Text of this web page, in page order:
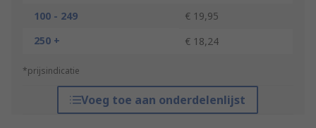
100 - 249
€ 19,95
250 +
€ 18,24
*prijsindicatie
Voeg toe aan onderdelenlijst